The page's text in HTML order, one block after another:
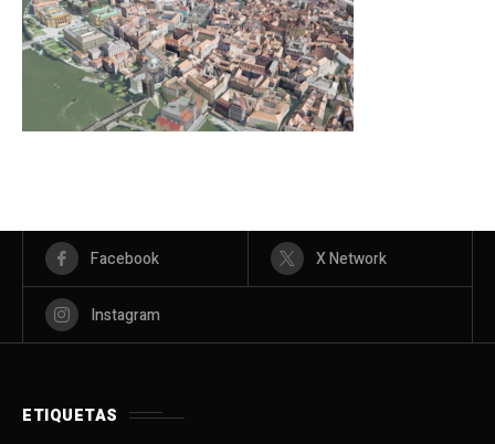
Facebook X Network
Instagram
ETIQUETAS